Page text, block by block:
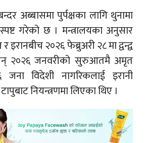
अब्बासमा पुर्पक्षका लागि थुनामा
गरेको छ । मन्त्रालयका अनुसार
२०२६ फेब्रुअरी २८ मा द्वन्द्व
२०२६ जनवरीको सुरुआतमै अमृत
विदेशी नागरिकलाई इरानी
नियन्त्रणमा लिएका थिए ।